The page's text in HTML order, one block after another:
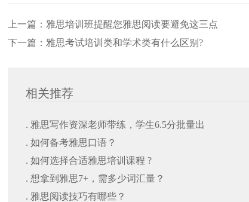
上一篇： 雅思培训班提醒您雅思阅读要避免这三点
下一篇： 雅思考试培训类和学术类有什么区别?
相关推荐
. 雅思写作资深老师带练，学生6.5分批量出
. 如何备考雅思口语？
. 如何选择合适雅思培训课程 ?
. 想拿到雅思7+，需多少词汇量？
. 雅思阅读技巧有哪些？